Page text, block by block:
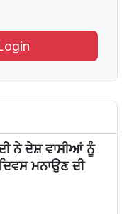
ਨੇ ਦੇਸ਼ ਵਾਸੀਆਂ ਨੂੰ
ਮਨਾਉਣ ਦੀ